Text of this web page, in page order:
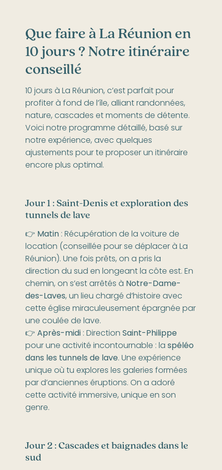
Que faire à La Réunion en
10 jours ? Notre itinéraire
conseillé
10 jours à La Réunion, c’est parfait pour
profiter à fond de l’île, alliant randonnées,
nature, cascades et moments de détente.
Voici notre programme détaillé, basé sur
notre expérience, avec quelques
ajustements pour te proposer un itinéraire
encore plus optimal.
Jour 1 : Saint-Denis et exploration des
tunnels de lave
👉 Matin: Récupération de la voiture de
location (conseillée pour se déplacer à La
Réunion). Une fois prêts, on a pris la
direction du sud en longeant la côte est. En
chemin, on s’est arrêtés à Notre-Dame-
des-Laves, un lieu chargé d’histoire avec
cette église miraculeusement épargnée par
une coulée de lave.
👉Après-midi: DirectionSaint-Philippe
pour une activité incontournable : laspéléo
dans les tunnels de lave. Une expérience
unique où tu explores les galeries formées
par d’anciennes éruptions. On a adoré
cette activité immersive, unique en son
genre.
Jour 2 : Cascades et baignades dans le
sud